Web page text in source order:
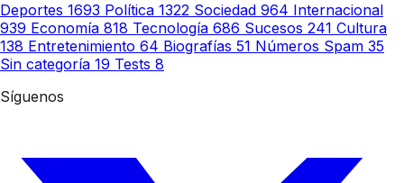
Deportes 1693 Política 1322 Sociedad 964 Internacional
939 Economía 818 Tecnología 686 Sucesos 241 Cultura
138 Entretenimiento 64 Biografías 51 Números Spam 35
Sin categoría 19 Tests 8
Síguenos